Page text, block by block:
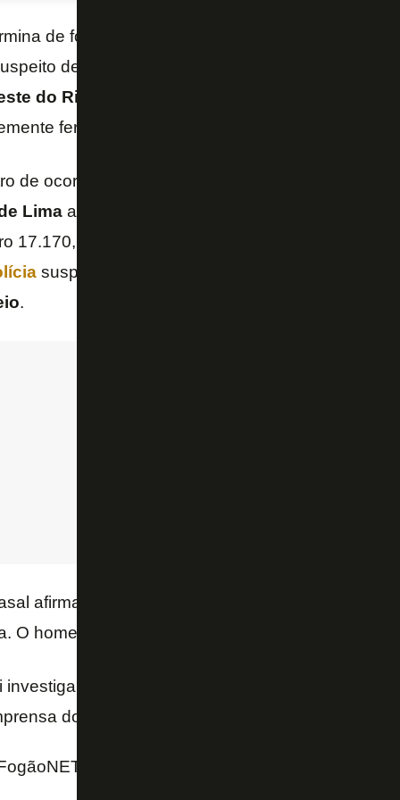
de forma péssima para
de atropelar com um carro em alta
do Rio de Janeiro
ferida. A informação é da “Época”.
de ocorrência que indica que
Limaatravessavam a
17.170, quando foram atropelada pelo
suspeita que seja de
.
afirma que
O homem, professor, morreu na hora.
investigar o caso, no qual o motorista fugiu após o
do
e Época